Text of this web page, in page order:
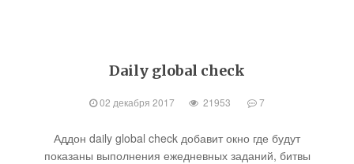
Daily global check
02 декабря 2017 21953 7
Аддон daily global check добавит окно где будут
показаны выполнения ежедневных заданий, битвы